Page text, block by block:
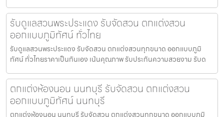
รับดูแลสวนพระประแดง รับจัดสวน ตกแต่งสวน
ออกแบบภูมิทัศน์ ทั่วไทย
รับดูแลสวนพระประแดง รับจัดสวน ตกแต่งสวนทุกขนาด ออกแบบภูมิ
ทัศน์ ทั่วไทยราคาเป็นกันเอง เน้นคุณภาพ รับประกันความสวยงาม รับด
ตกแต่งห้องนอน นนทบุรี รับจัดสวน ตกแต่งสวน
ออกแบบภูมิทัศน์ นนทบุรี
ตกแต่งห้องนอน นนทบุรี รับจัดสวน ตกแต่งสวนทุกขนาด ออกแบบภูมิ